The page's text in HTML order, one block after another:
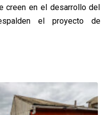
creen en el desarrollo del
el proyecto de